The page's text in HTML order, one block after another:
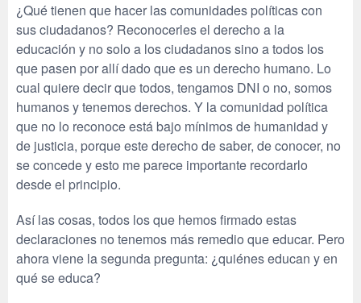
¿Qué tienen que hacer las comunidades políticas con
sus ciudadanos? Reconocerles el derecho a la
educación y no solo a los ciudadanos sino a todos los
que pasen por allí dado que es un derecho humano. Lo
cual quiere decir que todos, tengamos DNI o no, somos
humanos y tenemos derechos. Y la comunidad política
que no lo reconoce está bajo mínimos de humanidad y
de justicia, porque este derecho de saber, de conocer, no
se concede y esto me parece importante recordarlo
desde el principio.
Así las cosas, todos los que hemos firmado estas
declaraciones no tenemos más remedio que educar. Pero
ahora viene la segunda pregunta: ¿quiénes educan y en
qué se educa?